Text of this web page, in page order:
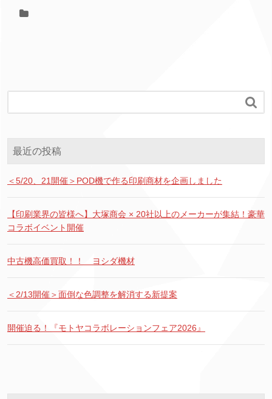

最近の投稿
＜5/20、21開催＞POD機で作る印刷商材を企画しました
【印刷業界の皆様へ】大塚商会 × 20社以上のメーカーが集結！豪華
コラボイベント開催
中古機高価買取！！ ヨシダ機材
＜2/13開催＞面倒な色調整を解消する新提案
開催迫る！『モトヤコラボレーションフェア2026』